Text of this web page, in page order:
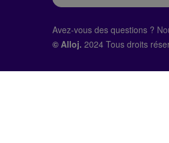
Avez-vous des questions ?
© Alloj. 2024 Tous droits